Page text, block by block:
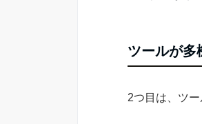
ツールが多
2つ目は、ツ